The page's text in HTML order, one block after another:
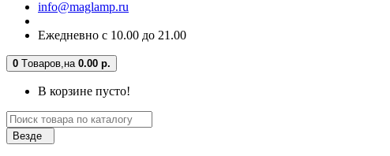
info@maglamp.ru
Ежедневно с 10.00 до 21.00
0 Tоваров,на 0.00 р.
В корзине пусто!
Везде